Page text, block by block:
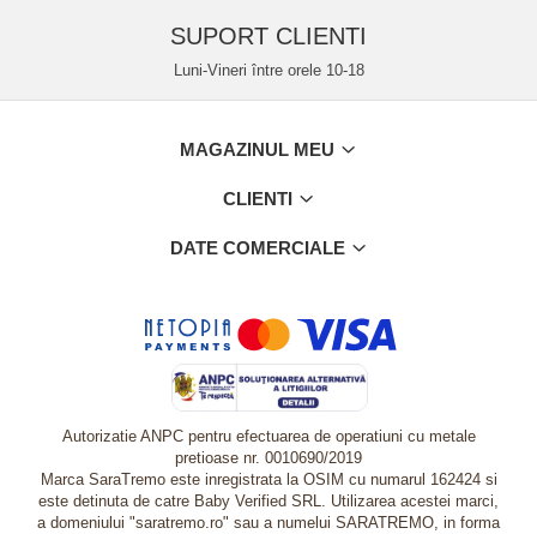
SUPORT CLIENTI
Luni-Vineri între orele 10-18
MAGAZINUL MEU
CLIENTI
DATE COMERCIALE
Autorizatie ANPC pentru efectuarea de operatiuni cu metale
pretioase nr. 0010690/2019
Marca SaraTremo este inregistrata la OSIM cu numarul 162424 si
este detinuta de catre Baby Verified SRL. Utilizarea acestei marci,
a domeniului "saratremo.ro" sau a numelui SARATREMO, in forma